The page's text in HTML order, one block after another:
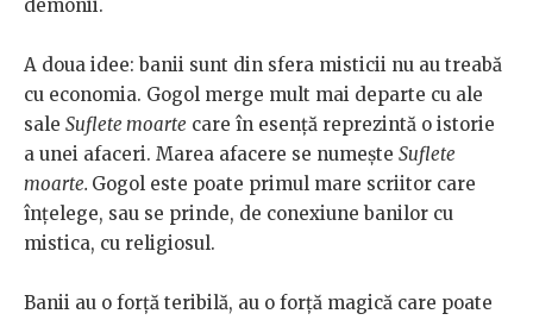
demonii.
A doua idee: banii sunt din sfera misticii nu au treabă
cu economia. Gogol merge mult mai departe cu ale
sale Suflete moarte care în esență reprezintă o istorie
a unei afaceri. Marea afacere se numește Suflete
moarte. Gogol este poate primul mare scriitor care
înțelege, sau se prinde, de conexiune banilor cu
mistica, cu religiosul.
Banii au o forță teribilă, au o forță magică care poate